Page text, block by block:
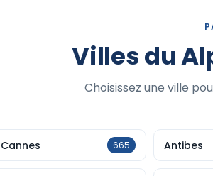
Villes du
Choisissez une ville
Cannes 665 Antibes